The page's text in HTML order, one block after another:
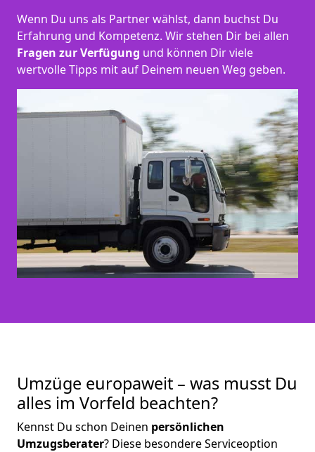
Wenn Du uns als Partner wählst, dann buchst Du
Erfahrung und Kompetenz. Wir stehen Dir bei allen
Fragen zur Verfügung und können Dir viele
wertvolle Tipps mit auf Deinem neuen Weg geben.
Umzüge europaweit – was musst Du
alles im Vorfeld beachten?
Kennst Du schon Deinen persönlichen
Umzugsberater? Diese besondere Serviceoption